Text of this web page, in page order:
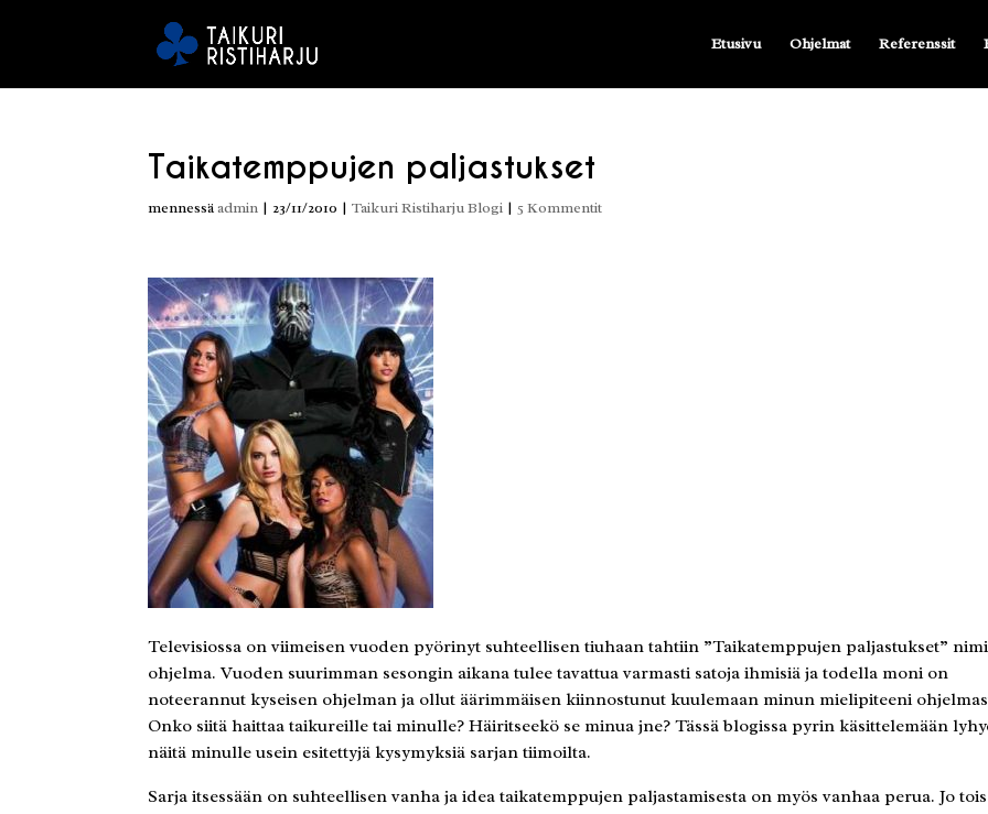
Etusivu Ohjelmat Referenssit
Taikatemppujen paljastukset
mennessäadmin | 23/11/2010 |Taikuri Ristiharju Blogi | 5 Kommentit
Televisiossa on viimeisen vuoden pyörinyt suhteellisen tiuhaan tahtiin ”Taikatemppujen paljastukset”
ohjelma. Vuoden suurimman sesongin aikana tulee tavattua varmasti satoja ihmisiä ja todella moni on
noteerannut kyseisen ohjelman ja ollut äärimmäisen kiinnostunut kuulemaan minun mielipiteeni
Onko siitä haittaa taikureille tai minulle? Häiritseekö se minua jne? Tässä blogissa pyrin käsittelemään
näitä minulle usein esitettyjä kysymyksiä sarjan tiimoilta.
Sarja itsessään on suhteellisen vanha ja idea taikatemppujen paljastamisesta on myös vanhaa perua. Jo